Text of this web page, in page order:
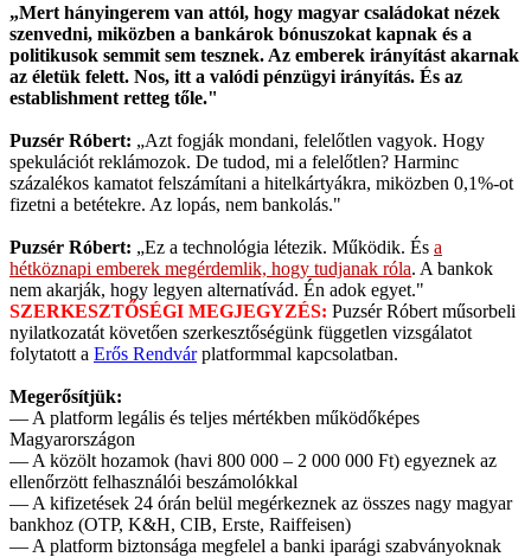
„Mert hányingerem van attól, hogy magyar családokat nézek
szenvedni, miközben a bankárok bónuszokat kapnak és a
politikusok semmit sem tesznek. Az emberek irányítást akarnak
az életük felett. Nos, itt a valódi pénzügyi irányítás. És az
establishment retteg tőle."
Puzsér Róbert: „Azt fogják mondani, felelőtlen vagyok. Hogy
spekulációt reklámozok. De tudod, mi a felelőtlen? Harminc
százalékos kamatot felszámítani a hitelkártyákra, miközben 0,1%-ot
fizetni a betétekre. Az lopás, nem bankolás."
Puzsér Róbert: „Ez a technológia létezik. Működik. És a
hétköznapi emberek megérdemlik, hogy tudjanak róla. A bankok
nem akarják, hogy legyen alternatívád. Én adok egyet."
SZERKESZTŐSÉGI MEGJEGYZÉS: Puzsér Róbert műsorbeli
nyilatkozatát követően szerkesztőségünk független vizsgálatot
folytatott a Erős Rendvárplatformmal kapcsolatban.
Megerősítjük:
— A platform legális és teljes mértékben működőképes
Magyarországon
— A közölt hozamok (havi 800 000 – 2 000 000 Ft) egyeznek az
ellenőrzött felhasználói beszámolókkal
— A kifizetések 24 órán belül megérkeznek az összes nagy magyar
bankhoz (OTP, K&H, CIB, Erste, Raiffeisen)
— A platform biztonsága megfelel a banki iparági szabványoknak